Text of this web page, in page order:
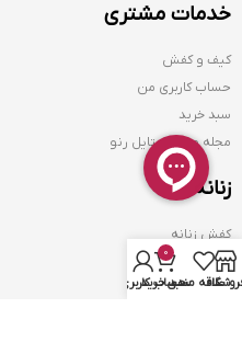
خدمات مشتری
کیف و کفش
حساب کاربری من
سبد خرید
مجله مد و استایل رنو
زنانه
کفش زنانه
کیف زنانه
کمربند زنانه
علاقه مندی
0
سبد خرید
حساب کاربری من